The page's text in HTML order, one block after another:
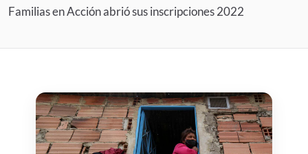
Familias en Acción abrió sus inscripciones 2022